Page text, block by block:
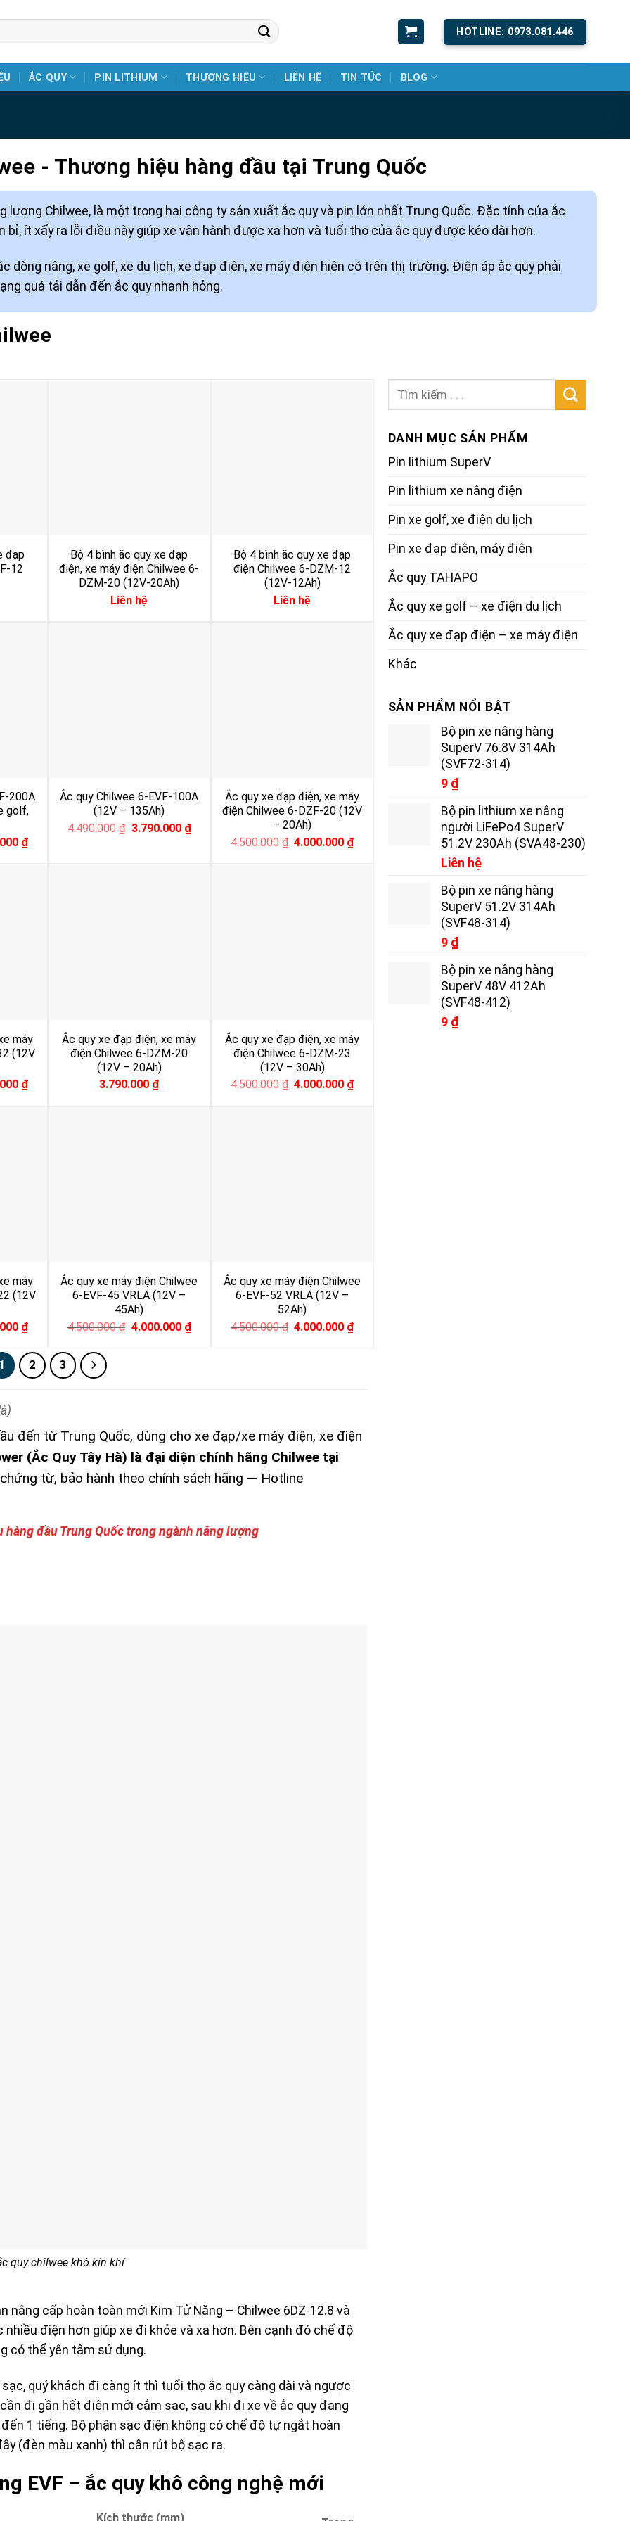
HOTLINE: 0973.081.446
ẮC QUY PIN LITHIUM THƯƠNG HIỆU LIÊN HỆ TIN TỨC BLOG
- Thương hiệu hàng đầu tại Trung Quốc
Chilwee, là một trong hai công ty sản xuất ắc quy và pin lớn nhất Trung Quốc. Đặc tính của ắc
bỉ, ít xẩy ra lỗi điều này giúp xe vận hành được xa hơn và tuổi thọ của ắc quy được kéo dài hơn.
dòng nâng, xe golf, xe du lịch, xe đạp điện, xe máy điện hiện có trên thị trường. Điện áp ắc quy phải
quá tải dẫn đến ắc quy nhanh hỏng.
đạp
12
Bộ 4 bình ắc quy xe đạp
điện, xe máy điện Chilwee 6-
DZM-20 (12V-20Ah)
Liên hệ
Bộ 4 bình ắc quy xe đạp
điện Chilwee 6-DZM-12
(12V-12Ah)
Liên hệ
200A
golf,
₫Current
price
Ắc quy Chilwee 6-EVF-100A
(12V – 135Ah)
4.490.000₫ Original
3.790.000 ₫Current
price
Ắc quy xe đạp điện, xe máy
điện Chilwee 6-DZF-20 (12V
– 20Ah)
4.500.000₫ Original
4.000.000 ₫Current
máy
(12V
₫Current
price
Ắc quy xe đạp điện, xe máy
điện Chilwee 6-DZM-20
(12V – 20Ah)
3.790.000 ₫
Ắc quy xe đạp điện, xe máy
điện Chilwee 6-DZM-23
(12V – 30Ah)
4.500.000₫ Original
4.000.000 ₫Current
máy
(12V
₫.
₫Current
price
4.000.000 ₫.
Ắc quy xe máy điện Chilwee
6-EVF-45 VRLA (12V –
45Ah)
4.500.000₫ Original
4.000.000 ₫Current
price
Ắc quy xe máy điện Chilwee
6-EVF-52 VRLA (12V –
52Ah)
4.500.000₫ Original
4.000.000 ₫Current
1 2 3
đến từ Trung Quốc, dùng cho xe đạp/xe máy điện, xe điện
(Ắc Quy Tây Hà) là đại diện chính hãng Chilwee tại
từ, bảo hành theo chính sách hãng — Hotline
đầu Trung Quốc trong ngành năng lượng
quy chilwee khô kín khí
nâng cấp hoàn toàn mới Kim Tử Năng – Chilwee 6DZ-12.8 và
điện hơn giúp xe đi khỏe và xa hơn. Bên cạnh đó chế độ
có thể yên tâm sử dụng.
quý khách đi càng ít thì tuổi thọ ắc quy càng dài và ngược
đi gần hết điện mới cắm sạc, sau khi đi xe về ắc quy đang
1 tiếng. Bộ phận sạc điện không có chế độ tự ngắt hoàn
(đèn màu xanh) thì cần rút bộ sạc ra.
EVF – ắc quy khô công nghệ mới
Kích thước (mm)
Search
DANH MỤC SẢN PHẨM
Pin lithium SuperV
Pin lithium xe nâng điện
Pin xe golf, xe điện du lịch
Pin xe đạp điện, máy điện
Ắc quy TAHAPO
Ắc quy xe golf – xe điện du lịch
Ắc quy xe đạp điện – xe máy điện
Khác
SẢN PHẨM NỔI BẬT
Bộ pin xe nâng hàng
SuperV 76.8V 314Ah
(SVF72-314)
9 ₫
Bộ pin lithium xe nâng
người LiFePo4 SuperV
51.2V 230Ah (SVA48-230)
Liên hệ
Bộ pin xe nâng hàng
SuperV 51.2V 314Ah
(SVF48-314)
9 ₫
Bộ pin xe nâng hàng
SuperV 48V 412Ah
(SVF48-412)
9 ₫